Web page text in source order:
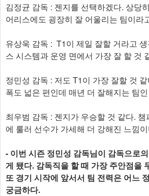
김정균 감독 : 젠지를 선택하겠다. 상당
어리스에도 굉장히 잘 어울리는 팀이라
유상욱 감독 : T1이 제일 잘할 거라고
스 시스템과 운영 면에서 가장 잘 할 것
정민성 감독 : 저도 T1이 가장 잘할 것
폭도 넓은 편인데 매년 더 잘해지는 팀
최우범 감독 : 젠지가 우승할 것 같다.
에 룰러 선수가 가세해 더 강해진 느낌
- 이번 시즌 정민성 감독님이 감독으로
게 됐다. 감독직을 할 때 가장 주안점을
또 경기 시작에 앞서서 팀 전력은 어느
궁금하다.